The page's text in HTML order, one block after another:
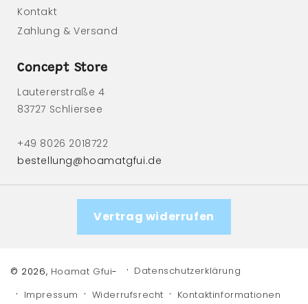
Kontakt
Zahlung & Versand
Concept Store
Lautererstraße 4
83727 Schliersee
+49 8026 2018722
bestellung@hoamatgfui.de
Vertrag widerrufen
© 2026, Hoamat Gfui-
Datenschutzerklärung
Impressum
Widerrufsrecht Kontaktinformationen